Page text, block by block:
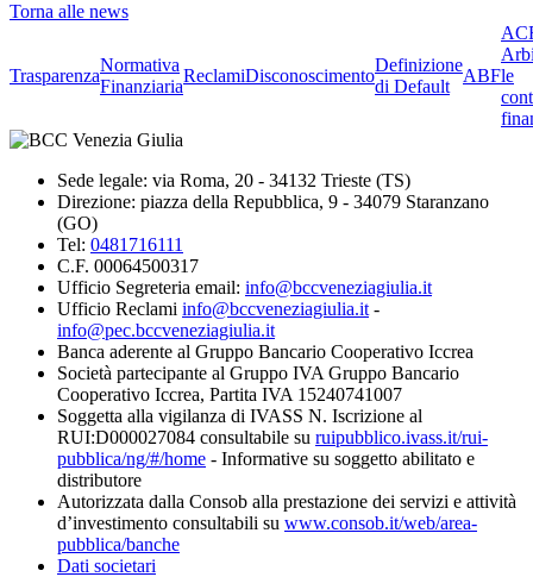
Torna alle news
Trasparenza
Normativa
Finanziaria
ReclamiDisconoscimento
Definizione
di Default
ABFle
Sede legale: via Roma, 20 - 34132 Trieste (TS)
Direzione: piazza della Repubblica, 9 - 34079 Staranzano
(GO)
Tel: 0481716111
C.F. 00064500317
Ufficio Segreteria email: info@bccveneziagiulia.it
Ufficio Reclami info@bccveneziagiulia.it -
info@pec.bccveneziagiulia.it
Banca aderente al Gruppo Bancario Cooperativo Iccrea
Società partecipante al Gruppo IVA Gruppo Bancario
Cooperativo Iccrea, Partita IVA 15240741007
Soggetta alla vigilanza di IVASS N. Iscrizione al
RUI:D000027084 consultabile su ruipubblico.ivass.it/rui-
pubblica/ng/#/home - Informative su soggetto abilitato e
distributore
Autorizzata dalla Consob alla prestazione dei servizi e attività
d’investimento consultabili su www.consob.it/web/area-
pubblica/banche
Dati societari